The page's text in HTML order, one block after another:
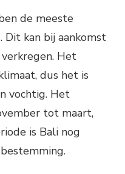
de meeste
Dit kan bij aankomst
Het
dus het is
vochtig. Het
tot maart,
is Bali nog